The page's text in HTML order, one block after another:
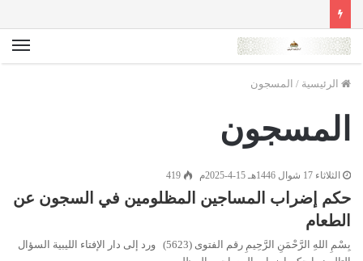
الرئيسية / المسجون
المسجون
الثلاثاء 17 شوال 1446هـ 15-4-2025م 419
حكم إضراب المساجين المظلومين في السجون عن
الطعام
بِسْمِ اللهِ الرَّحْمَنِ الرَّحِيمِ رقم الفتوى (5623) ورد إلى دار الإفتاء الليبية السؤال